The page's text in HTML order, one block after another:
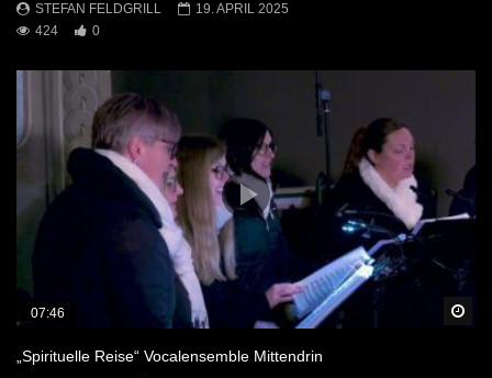
STEFAN FELDGRILL
19. APRIL 2025
424
0
07:46
„Spirituelle Reise“ Vocalensemble Mittendrin